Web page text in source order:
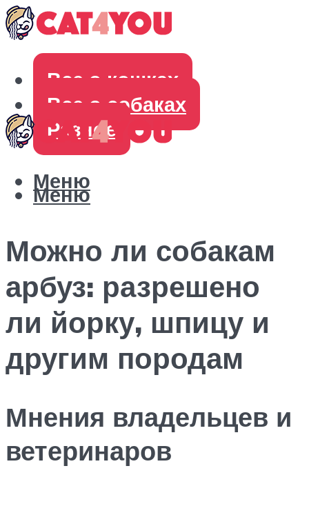
Все о кошках
Все о собаках
Разное
Меню
Меню
Можно ли собакам
арбуз: разрешено
ли йорку, шпицу и
другим породам
Мнения владельцев и
ветеринаров